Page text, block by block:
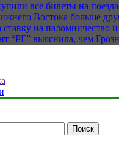
все билеты на
Востока больше
на паломничество
“РГ” выяснила, чем